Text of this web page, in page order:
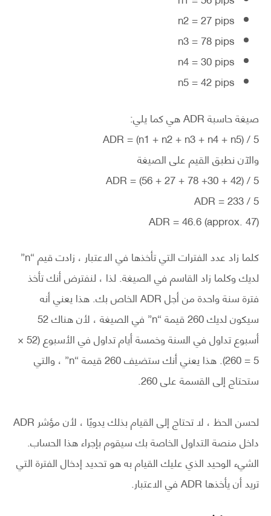
n2 = 27 pips
n3 = 78 pips
n4 = 30 pips
n5 = 42 pips
صيغة حاسبة ADR هي كما يلي:
ADR = (n1 + n2 + n3 + n4 + n5) / 5
والآن نطبق القيم على الصيغة
ADR = (56 + 27 + 78 +30 + 42) / 5
ADR = 233 / 5
ADR = 46.6 (approx. 47)
كلما زاد عدد الفترات التي تأخذها في الاعتبار ، زادت قيم “n”
لديك وكلما زاد القاسم في الصيغة. لذا ، لنفترض أنك تأخذ
فترة سنة واحدة من أجل ADR الخاص بك. هذا يعني أنه
سيكون لديك 260 قيمة “n” في الصيغة ، لأن هناك 52
أسبوع تداول في السنة وخمسة أيام تداول في الأسبوع (52 ×
5 = 260). هذا يعني أنك ستضيف 260 قيمة “n” ، والتي
ستحتاج إلى القسمة على 260.
لحسن الحظ ، لا تحتاج إلى القيام بذلك يدويًا ، لأن مؤشر ADR
داخل منصة التداول الخاصة بك سيقوم بإجراء هذا الحساب.
الشيء الوحيد الذي عليك القيام به هو تحديد إدخال الفترة التي
تريد أن يأخذها ADR في الاعتبار.